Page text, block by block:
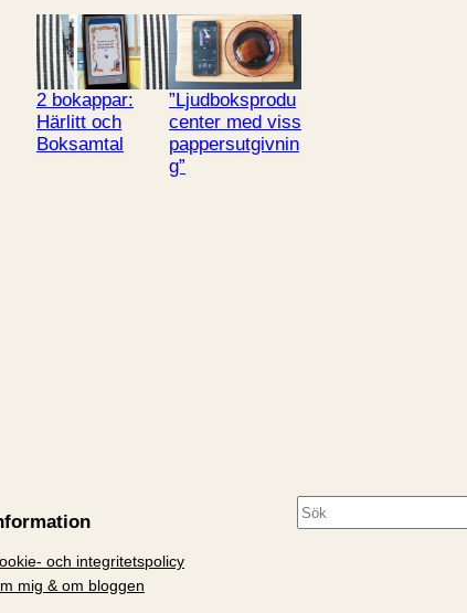
2 bokappar:
Härlitt och
Boksamtal
”Ljudboksprodu
center med viss
pappersutgivnin
g”
och integritetspolicy
mig & om bloggen
S